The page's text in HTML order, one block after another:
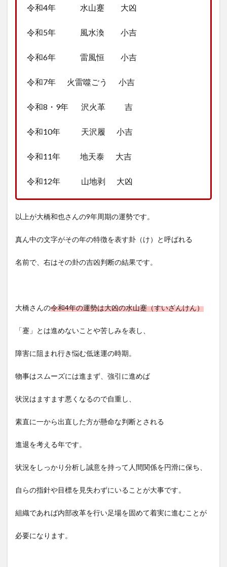
令和4年 水山蹇 大凶
令和5年 風水渙 小吉
令和6年 雷風恒 小吉
令和7年 火雷噬ごう 小吉
令和8・9年 沢火革 吉
令和10年 天沢履 小吉
令和11年 地天泰 大吉
令和12年 山地剥 大凶
以上が大橋和也さんの9年周期の運勢です。
真ん中の文字がその年の特徴を表す卦（け）と呼ばれる
名前で、右はその卦の吉凶判断の結果です。
大橋さんの令和4年の運勢は大凶の水山蹇（すいざんけん）
「蹇」とは進めないことや苦しみを表し、
障害に阻まれ行き悩む低迷運の時期。
物事はスムーズには進まず、強引に進めば
状況はますます悪くなるので自重し、
素直に一から出直した方が懸命な判断とされる
進退を考える年です。
状況をしっかり分析し誠意を持って人間関係を円滑に保ち、
自らの指針や目標を見失わずにいることが大事です。
組織であれば内部改革を行い足場を固めて着実に進むことが
必要になります。